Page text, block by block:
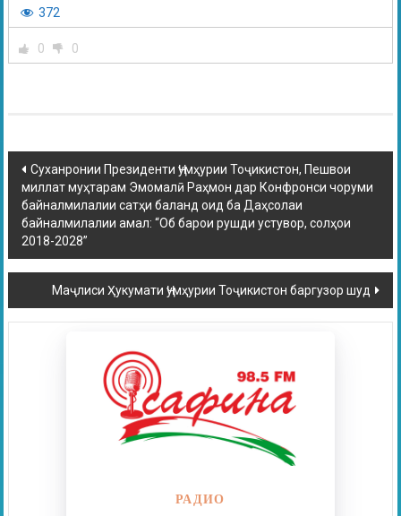
372
0 0
Суханронии Президенти Ҷумҳурии Тоҷикистон, Пешвои
миллат муҳтарам Эмомалӣ Раҳмон дар Конфронси чоруми
байналмилалии сатҳи баланд оид ба Даҳсолаи
байналмилалии амал: “Об барои рушди устувор, солҳои
2018-2028”
Маҷлиси Ҳукумати Ҷумҳурии Тоҷикистон баргузор шуд
РАДИО